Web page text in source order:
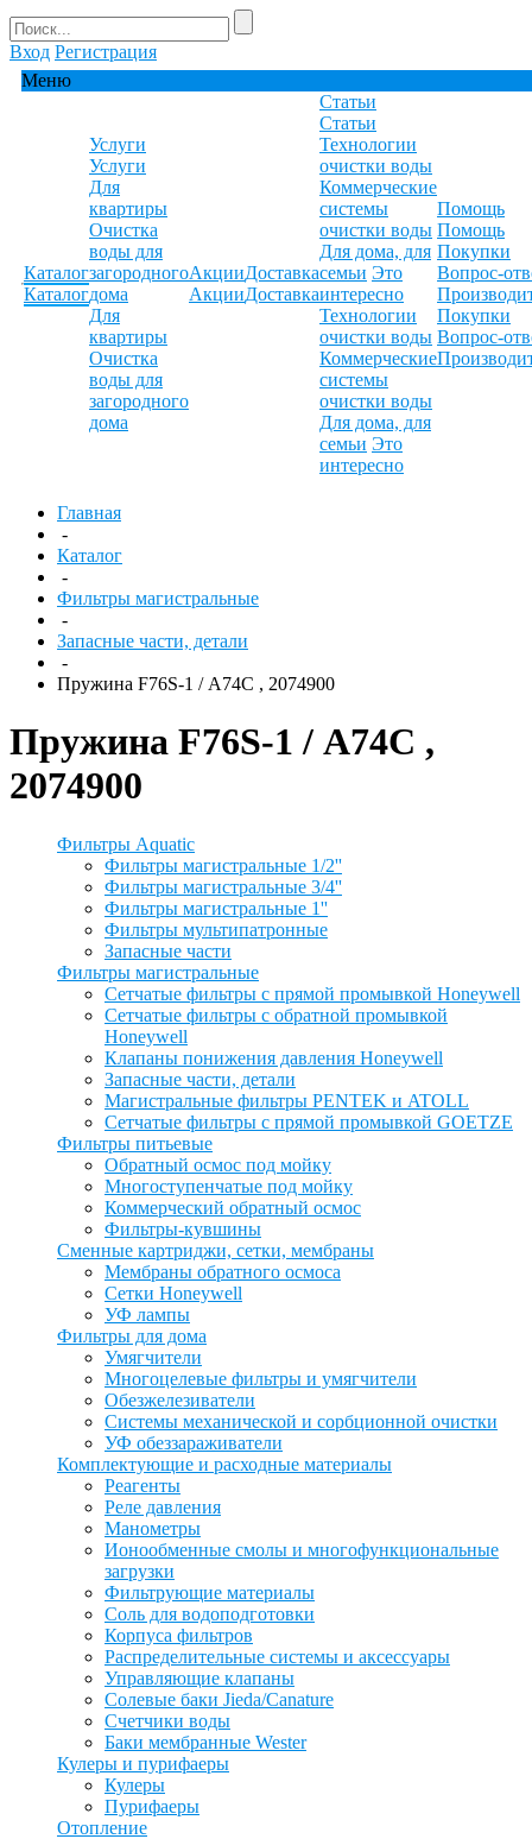
Вход Регистрация
Меню
Каталог
Каталог
Услуги
Услуги
Для
квартиры
Очистка
воды для
загородного
дома
Для
квартиры
Очистка
воды для
загородного
дома
Акции
Акции
Доставка
Доставка
Статьи
Статьи
Технологии
очистки воды
Коммерческие
системы
очистки воды
Для дома, для
семьи Это
интересно
Технологии
очистки воды
Коммерческие
системы
очистки воды
Для дома, для
семьи Это
интересно
Помощь
Помощь
Покупки
Вопрос-
Покупки
Вопрос-
Главная
-
Каталог
-
Фильтры магистральные
-
Запасные части, детали
-
Пружина F76S-1 / А74С , 2074900
Пружина F76S-1 / А74С ,
2074900
Фильтры Aquatic
Фильтры магистральные 1/2''
Фильтры магистральные 3/4''
Фильтры магистральные 1''
Фильтры мультипатронные
Запасные части
Фильтры магистральные
Сетчатые фильтры с прямой промывкой Honeywell
Сетчатые фильтры с обратной промывкой
Honeywell
Клапаны понижения давления Honeywell
Запасные части, детали
Магистральные фильтры PENTEK и ATOLL
Сетчатые фильтры с прямой промывкой GOETZE
Фильтры питьевые
Обратный осмос под мойку
Многоступенчатые под мойку
Коммерческий обратный осмос
Фильтры-кувшины
Сменные картриджи, сетки, мембраны
Мембраны обратного осмоса
Сетки Honeywell
УФ лампы
Фильтры для дома
Умягчители
Многоцелевые фильтры и умягчители
Обезжелезиватели
Системы механической и сорбционной очистки
УФ обеззараживатели
Комплектующие и расходные материалы
Реагенты
Реле давления
Манометры
Ионообменные смолы и многофункциональные
загрузки
Фильтрующие материалы
Соль для водоподготовки
Корпуса фильтров
Распределительные системы и аксессуары
Управляющие клапаны
Солевые баки Jieda/Canature
Счетчики воды
Баки мембранные Wester
Кулеры и пурифаеры
Кулеры
Пурифаеры
Отопление